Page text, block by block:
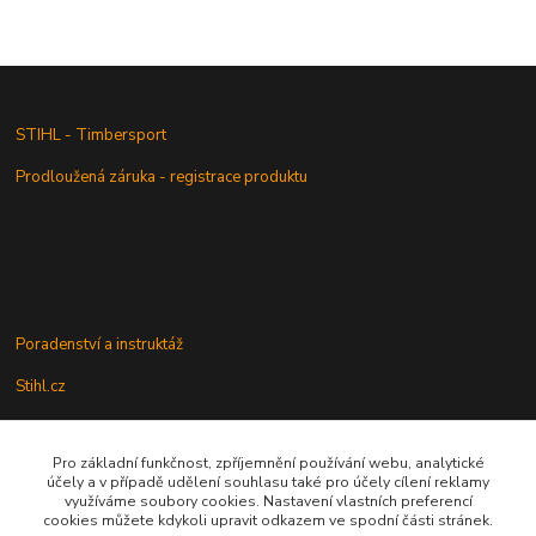
STIHL - Timbersport
Prodloužená záruka - registrace produktu
Poradenství a instruktáž
Stihl.cz
Údržba a servis
Rady a praktické informace
Pro základní funkčnost, zpříjemnění používání webu, analytické
účely a v případě udělení souhlasu také pro účely cílení reklamy
využíváme soubory cookies. Nastavení vlastních preferencí
cookies můžete kdykoli upravit odkazem ve spodní části stránek.